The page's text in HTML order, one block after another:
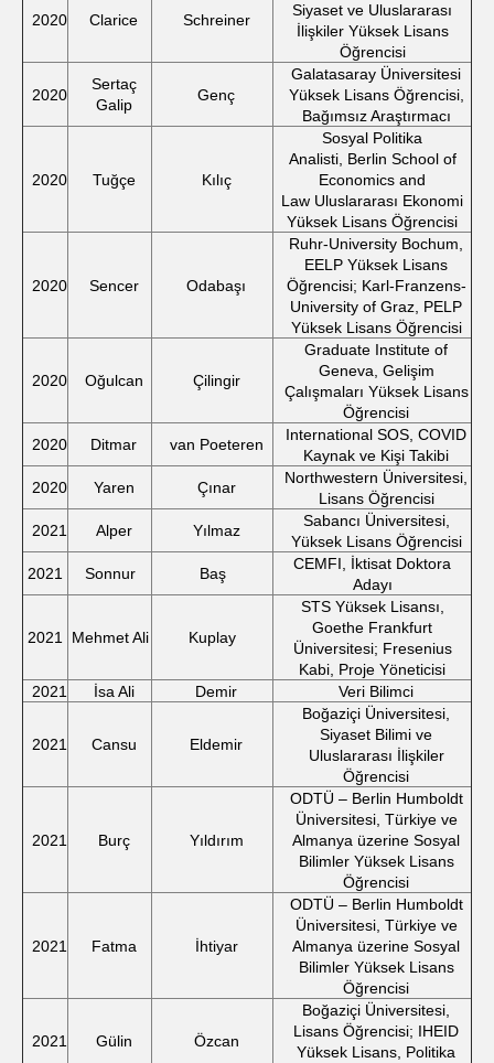
2020 Clarice Schreiner
Siyaset ve Uluslararası
İlişkiler Yüksek Lisans
Öğrencisi
2020
Sertaç
Galip
Genç
Galatasaray Üniversitesi
Yüksek Lisans Öğrencisi,
Bağımsız Araştırmacı
2020 Tuğçe Kılıç
Sosyal Politika
Analisti, Berlin School of
Economics and
Law Uluslararası Ekonomi
Yüksek Lisans Öğrencisi
2020 Sencer Odabaşı
Ruhr-University Bochum,
EELP Yüksek Lisans
Öğrencisi; Karl-Franzens-
University of Graz, PELP
Yüksek Lisans Öğrencisi
2020 Oğulcan Çilingir
Graduate Institute of
Geneva, Gelişim
Çalışmaları Yüksek Lisans
Öğrencisi
2020
Ditmar van Poeteren
International SOS, COVID
Kaynak ve Kişi Takibi
2020
Yaren Çınar
Northwestern Üniversitesi,
Lisans Öğrencisi
2021
Alper Yılmaz
Sabancı Üniversitesi,
Yüksek Lisans Öğrencisi
2021
Sonnur Baş
CEMFI, İktisat Doktora
Adayı
2021 Mehmet Ali Kuplay
STS Yüksek Lisansı,
Goethe Frankfurt
Üniversitesi; Fresenius
Kabi, Proje Yöneticisi
2021
İsa Ali Demir Veri Bilimci
2021 Cansu Eldemir
Boğaziçi Üniversitesi,
Siyaset Bilimi ve
Uluslararası İlişkiler
Öğrencisi
2021 Burç Yıldırım
ODTÜ – Berlin Humboldt
Üniversitesi, Türkiye ve
Almanya üzerine Sosyal
Bilimler Yüksek Lisans
Öğrencisi
2021 Fatma İhtiyar
ODTÜ – Berlin Humboldt
Üniversitesi, Türkiye ve
Almanya üzerine Sosyal
Bilimler Yüksek Lisans
Öğrencisi
2021 Gülin Özcan
Boğaziçi Üniversitesi,
Lisans Öğrencisi; IHEID
Yüksek Lisans, Politika